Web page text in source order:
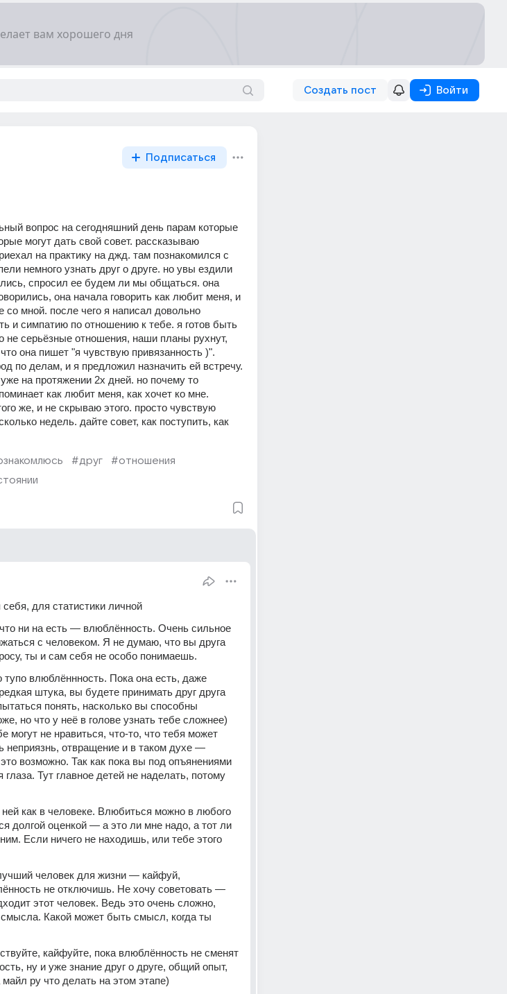
Создать пост Войти
Подписаться
вопрос на сегодняшний день парам которые
могут дать свой совет. рассказываю
на практику на джд. там познакомился с
немного узнать друг о друге. но увы ездили
спросил ее будем ли мы общаться. она
она начала говорить как любит меня, и
мной. после чего я написал довольно
и симпатию по отношению к тебе. я готов быть
серьёзные отношения, наши планы рухнут,
она пишет "я чувствую привязанность )".
по делам, и я предложил назначить ей встречу.
на протяжении 2х дней. но почему то
как любит меня, как хочет ко мне.
же, и не скрываю этого. просто чувствую
недель. дайте совет, как поступить, как
#друг
#отношения
для статистики личной
ни на есть — влюблённость. Очень сильное
с человеком. Я не думаю, что вы друга
ты и сам себя не особо понимаешь.
влюблённность. Пока она есть, даже
штука, вы будете принимать друг друга
понять, насколько вы способны
но что у неё в голове узнать тебе сложнее)
могут не нравиться, что-то, что тебя может
неприязнь, отвращение и в таком духе —
возможно. Так как пока вы под опъянениями
Тут главное детей не наделать, потому
как в человеке. Влюбиться можно в любого
долгой оценкой — а это ли мне надо, а тот ли
Если ничего не находишь, или тебе этого
человек для жизни — кайфуй,
не отключишь. Не хочу советовать —
этот человек. Ведь это очень сложно,
Какой может быть смысл, когда ты
кайфуйте, пока влюблённость не сменят
ну и уже знание друг о друге, общий опыт,
ру что делать на этом этапе)